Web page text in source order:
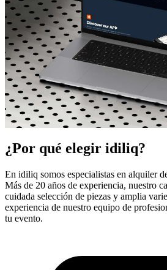
idiliq - Tu socio en mobiliario de
Alquiler de
¿Por qué elegir idiliq?
En idiliq somos especialistas en alquiler
Más de 20 años de experiencia, nuestro
cuidada selección de piezas y amplia
experiencia de nuestro equipo de
tu evento.